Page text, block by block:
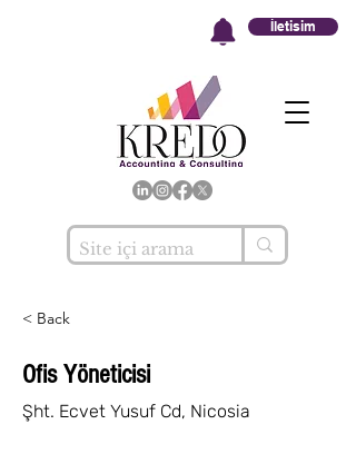
İletisim
< Back
Ofis Yöneticisi
Şht. Ecvet Yusuf Cd, Nicosia